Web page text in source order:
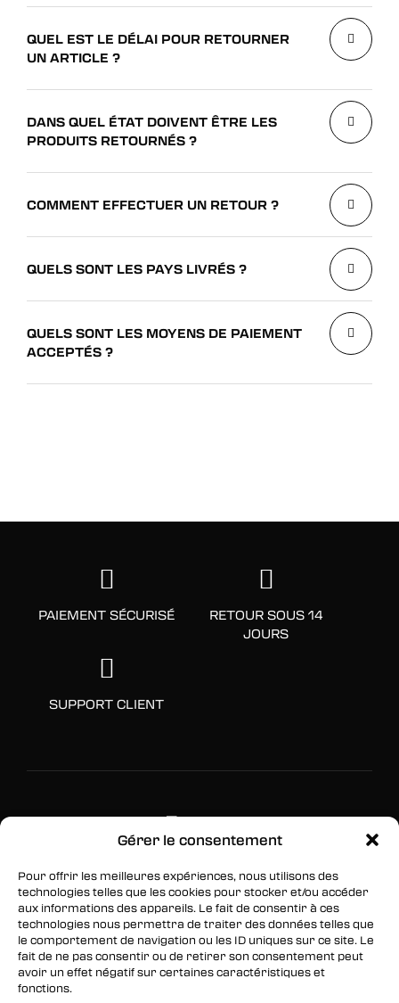
Gérer le consentement
Pour offrir les meilleures expériences, nous utilisons des
technologies telles que les cookies pour stocker et/ou accéder
aux informations des appareils. Le fait de consentir à ces
technologies nous permettra de traiter des données telles que
le comportement de navigation ou les ID uniques sur ce site. Le
fait de ne pas consentir ou de retirer son consentement peut
avoir un effet négatif sur certaines caractéristiques et
fonctions.
QUEL EST LE DÉLAI POUR RETOURNER
UN ARTICLE ?
DANS QUEL ÉTAT DOIVENT ÊTRE LES
PRODUITS RETOURNÉS ?
COMMENT EFFECTUER UN RETOUR ?
QUELS SONT LES PAYS LIVRÉS ?
QUELS SONT LES MOYENS DE PAIEMENT
ACCEPTÉS ?
PAIEMENT SÉCURISÉ
RETOUR SOUS 14
JOURS
SUPPORT CLIENT
SUIVEZ-NOUS
Facebook
Twitter